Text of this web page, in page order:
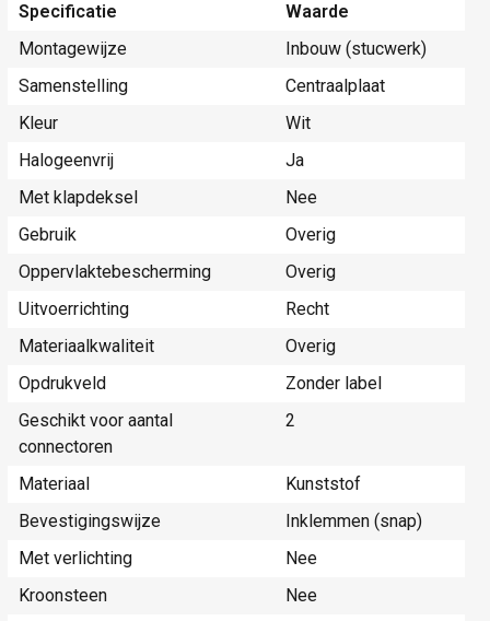
Specificatie
Waarde
Montagewijze
Inbouw (stucwerk)
Samenstelling
Centraalplaat
Kleur
Wit
Halogeenvrij
Ja
Met klapdeksel
Nee
Gebruik
Overig
Oppervlaktebescherming
Overig
Uitvoerrichting
Recht
Materiaalkwaliteit
Overig
Opdrukveld
Zonder label
Geschikt voor aantal
connectoren
2
Materiaal
Kunststof
Bevestigingswijze
Inklemmen (snap)
Met verlichting
Nee
Kroonsteen
Nee